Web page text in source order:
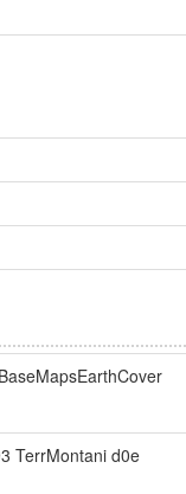
TerrMontani d0e